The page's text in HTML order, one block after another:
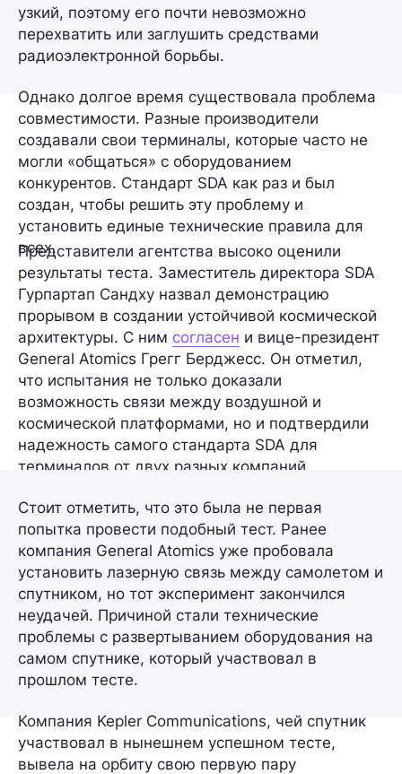
узкий, поэтому его почти невозможно
перехватить или заглушить средствами
радиоэлектронной борьбы.
Однако долгое время существовала проблема
совместимости. Разные производители
создавали свои терминалы, которые часто не
могли «общаться» с оборудованием
конкурентов. Стандарт SDA как раз и был
создан, чтобы решить эту проблему и
установить единые технические правила для
всех.
Представители агентства высоко оценили
результаты теста. Заместитель директора SDA
Гурпартап Сандху назвал демонстрацию
прорывом в создании устойчивой космической
архитектуры. С ним согласен и вице-президент
General Atomics Грегг Берджесс. Он отметил,
что испытания не только доказали
возможность связи между воздушной и
космической платформами, но и подтвердили
надежность самого стандарта SDA для
терминалов от двух разных компаний.
Стоит отметить, что это была не первая
попытка провести подобный тест. Ранее
компания General Atomics уже пробовала
установить лазерную связь между самолетом и
спутником, но тот эксперимент закончился
неудачей. Причиной стали технические
проблемы с развертыванием оборудования на
самом спутнике, который участвовал в
прошлом тесте.
Компания Kepler Communications, чей спутник
участвовал в нынешнем успешном тесте,
вывела на орбиту свою первую пару